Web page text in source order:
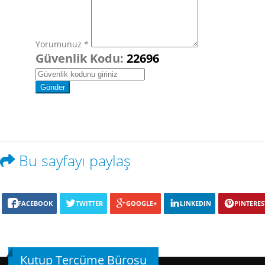
Yorumunuz *
Güvenlik Kodu: 22696
Bu sayfayı paylaş
FACEBOOK TWITTER GOOGLE+ LINKEDIN
Kutup Tercüme Bürosu